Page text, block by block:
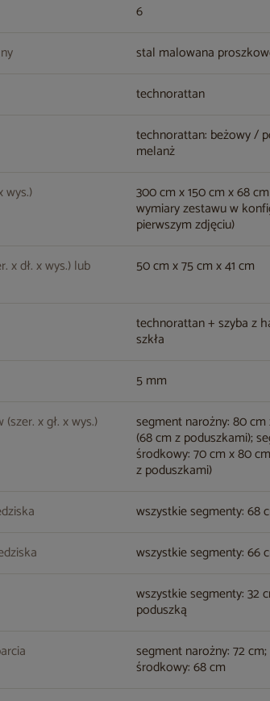
6
stal malowana
technorattan
technorattan: beżowy /
melanż
wys.)
300 cm x 150 cm x 68
wymiary zestawu w
pierwszym zdjęciu)
x dł. x wys.) lub
50 cm x 75 cm x 41 cm
technorattan + szyba z
szkła
5 mm
x gł. x wys.)
segment narożny: 80
(68 cm z poduszkami);
środkowy: 70 cm x 80
z poduszkami)
wszystkie segmenty: 68
wszystkie segmenty: 66
wszystkie segmenty: 32
poduszką
segment narożny: 72
środkowy: 68 cm